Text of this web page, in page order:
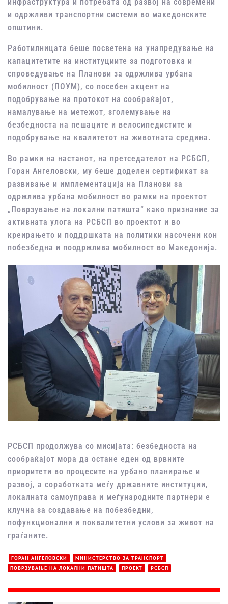
и одржливи транспортни системи во македонските
општини.
Работилницата беше посветена на унапредување на
капацитетите на институциите за подготовка и
спроведување на Планови за одржлива урбана
мобилност (ПОУМ), со посебен акцент на
подобрување на протокот на сообраќајот,
намалување на метежот, зголемување на
безбедноста на пешаците и велосипедистите и
подобрување на квалитетот на животната средина.
Во рамки на настанот, на претседателот на РСБСП,
Горан Ангеловски, му беше доделен сертификат за
развивање и имплементација на Планови за
одржлива урбана мобилност во рамки на проектот
„Поврзување на локални патишта“ како признание за
активната улога на РСБСП во проектот и во
креирањето и поддршката на политики насочени кон
побезбедна и поодржлива мобилност во Македонија.
РСБСП продолжува со мисијата: безбедноста на
сообраќајот мора да остане еден од врвните
приоритети во процесите на урбано планирање и
развој, а соработката меѓу државните институции,
локалната самоуправа и меѓународните партнери е
клучна за создавање на побезбедни,
пофункционални и поквалитетни услови за живот на
граѓаните.
ГОРАН АНГЕЛОВСКИ
МИНИСТЕРСТВО ЗА ТРАНСПОРТ
ПОВРЗУВАЊЕ НА ЛОКАЛНИ ПАТИШТА
ПРОЕКТ РСБСП